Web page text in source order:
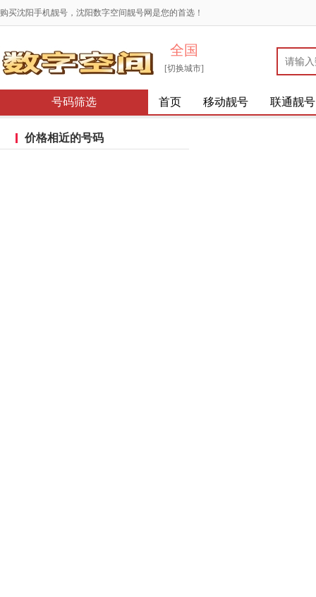
购买沈阳手机靓号，沈阳数字空间靓号网是您的首选！
全国
[切换城市]
号码筛选 首页 移动靓号 联通靓号
价格相近的号码